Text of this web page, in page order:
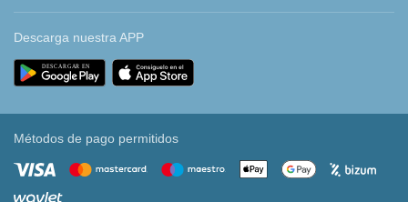
Descarga nuestra APP
Métodos de pago permitidos